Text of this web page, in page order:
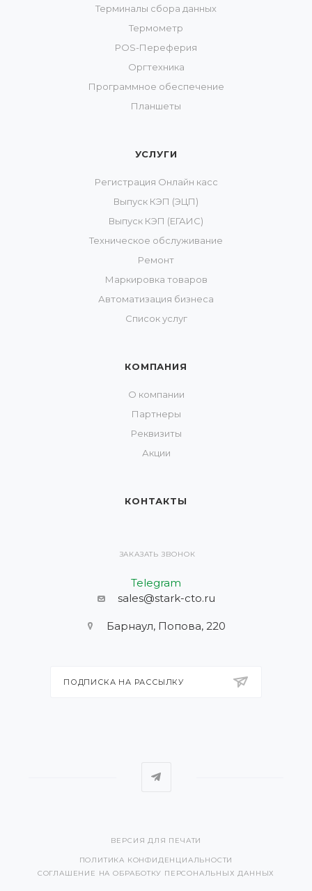
Терминалы сбора данных
Термометр
POS-Переферия
Оргтехника
Программное обеспечение
Планшеты
УСЛУГИ
Регистрация Онлайн касс
Выпуск КЭП (ЭЦП)
Выпуск КЭП (ЕГАИС)
Техническое обслуживание
Ремонт
Маркировка товаров
Автоматизация бизнеса
Список услуг
КОМПАНИЯ
О компании
Партнеры
Реквизиты
Акции
КОНТАКТЫ
ЗАКАЗАТЬ ЗВОНОК
Telegram
sales@stark-cto.ru
Барнаул, Попова, 220
ПОДПИСКА НА РАССЫЛКУ
ВЕРСИЯ ДЛЯ ПЕЧАТИ
ПОЛИТИКА КОНФИДЕНЦИАЛЬНОСТИ
СОГЛАШЕНИЕ НА ОБРАБОТКУ ПЕРСОНАЛЬНЫХ ДАННЫХ